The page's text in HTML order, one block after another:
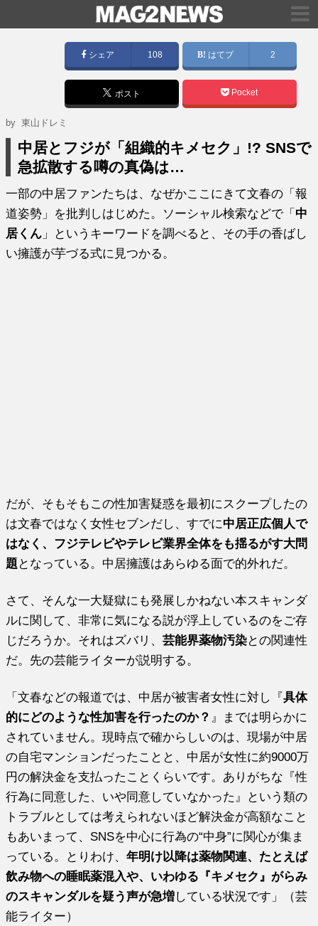
シェア 108 はてブ 2
ポスト Pocket
by 東山ドレミ
中居とフジが「組織的キメセク」!? SNSで
急拡散する噂の真偽は…
一部の中居ファンたちは、なぜかここにきて文春の「報
道姿勢」を批判しはじめた。ソーシャル検索などで「 中
居くん 」というキーワードを調べると、その手の香ばし
い擁護が芋づる式に見つかる。
だが、そもそもこの性加害疑惑を最初にスクープしたの
は文春ではなく女性セブンだし、すでに中居正広個人で
はなく、フジテレビやテレビ業界全体をも揺るがす大問
題 となっている。中居擁護はあらゆる面で的外れだ。
さて、そんな一大疑獄にも発展しかねない本スキャンダ
ルに関して、非常に気になる説が浮上しているのをご存
じだろうか。それはズバリ、芸能界薬物汚染との関連性
だ。先の芸能ライターが説明する。
「文春などの報道では、中居が被害者女性に対し『具体
的にどのような性加害を行ったのか？ 』までは明らかに
されていません。現時点で確からしいのは、現場が中居
の自宅マンションだったことと、中居が女性に約9000万
円の解決金を支払ったことくらいです。ありがちな『性
行為に同意した、いや同意していなかった』という類の
トラブルとしては考えられないほど解決金が高額なこと
もあいまって、SNSを中心に行為の“中身”に関心が集ま
っている。とりわけ、年明け以降は薬物関連、たとえば
飲み物への睡眠薬混入や、いわゆる『キメセク』がらみ
のスキャンダルを疑う声が急増している状況です」（芸
能ライター）